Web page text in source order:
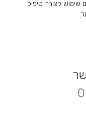
שימוש לצורך טיפול